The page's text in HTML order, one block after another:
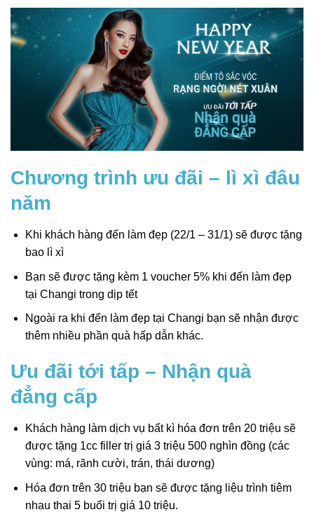
Chương trình ưu đãi – lì xì đâu
năm
Khi khách hàng đến làm đẹp (22/1 – 31/1) sẽ được tặng
bao lì xì
Bạn sẽ được tặng kèm 1 voucher 5% khi đến làm đẹp
tại Changi trong dịp tết
Ngoài ra khi đến làm đẹp tại Changi bạn sẽ nhận được
thêm nhiều phần quà hấp dẫn khác.
Ưu đãi tới tấp – Nhận quà
đẳng cấp
Khách hàng làm dịch vụ bất kì hóa đơn trên 20 triệu sẽ
được tặng 1cc filler trị giá 3 triệu 500 nghìn đồng (các
vùng: má, rãnh cười, trán, thái dương)
Hóa đơn trên 30 triệu bạn sẽ được tặng liệu trình tiêm
nhau thai 5 buổi trị giá 10 triệu.